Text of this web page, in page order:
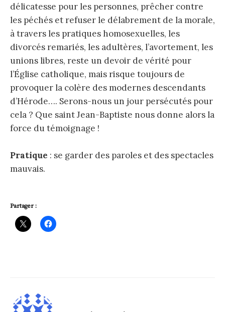
délicatesse pour les personnes, prêcher contre
les péchés et refuser le délabrement de la morale,
à travers les pratiques homosexuelles, les
divorcés remariés, les adultères, l’avortement, les
unions libres, reste un devoir de vérité pour
l’Église catholique, mais risque toujours de
provoquer la colère des modernes descendants
d’Hérode…. Serons-nous un jour persécutés pour
cela ? Que saint Jean-Baptiste nous donne alors la
force du témoignage !
Pratique : se garder des paroles et des spectacles
mauvais.
Partager :